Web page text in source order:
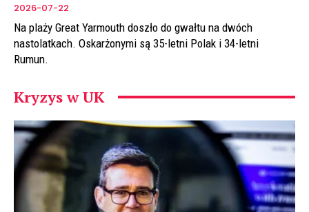
2026-07-22
Na plaży Great Yarmouth doszło do gwałtu na dwóch
nastolatkach. Oskarżonymi są 35-letni Polak i 34-letni
Rumun.
Kryzys w UK